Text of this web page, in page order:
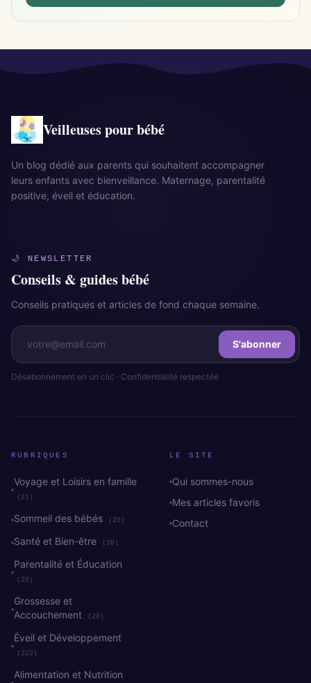
Veilleuses pour bébé
Un blog dédié aux parents qui souhaitent accompagner
leurs enfants avec bienveillance. Maternage, parentalité
positive, éveil et éducation.
🌙 NEWSLETTER
Conseils & guides bébé
Conseils pratiques et articles de fond chaque semaine.
S'abonner
Désabonnement en un clic · Confidentialité respectée
RUBRIQUES
Voyage et Loisirs en famille
(21)
Sommeil des bébés (20)
Santé et Bien-être (20)
Parentalité et Éducation
(20)
Grossesse et
Accouchement
(20)
Éveil et Développement
(222)
Alimentation et Nutrition
LE SITE
Qui sommes-nous
Mes articles favoris
Contact